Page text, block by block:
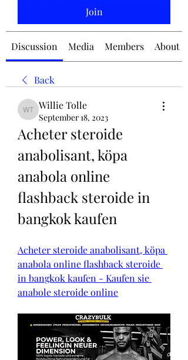
Join
Discussion Media Members About
Back
Willie Tolle
Willie Tolle
September 18, 2023
Acheter steroide
anabolisant, köpa
anabola online
flashback steroide in
bangkok kaufen
Acheter steroide anabolisant, köpa
anabola online flashback steroide
in bangkok kaufen - Kaufen sie
anabole steroide online